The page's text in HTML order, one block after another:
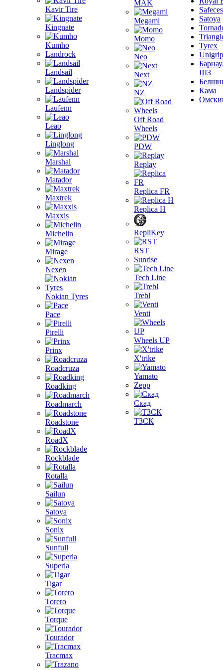
Kavir Tire
Kingnate
Kumho
Landrock
Landsail
Landspider
Laufenn
Leao
Linglong
Marshal
Matador
Maxtrek
Maxxis
Michelin
Mirage
Nexen
Nokian Tyres
Pace
Pirelli
Prinx
Roadcruza
Roadking
Roadmarch
Roadstone
RoadX
Rockblade
Rotalla
Sailun
Satoya
Sonix
Sunfull
Superia
Tigar
Torero
Torque
Tourador
Tracmax
MAK
Megami
Momo
Neo
Next
NZ
Off Road
Wheels
PDW
Replay
Replica FR
Replica H
RepliKey
RST
Sunrise
Tech Line
Trebl
Venti
Wheels UP
X'trike
Yamato
Zepp
Скад
ТЗСК
Satoya
Tyrex
Unigrip
ШЗ
Кама